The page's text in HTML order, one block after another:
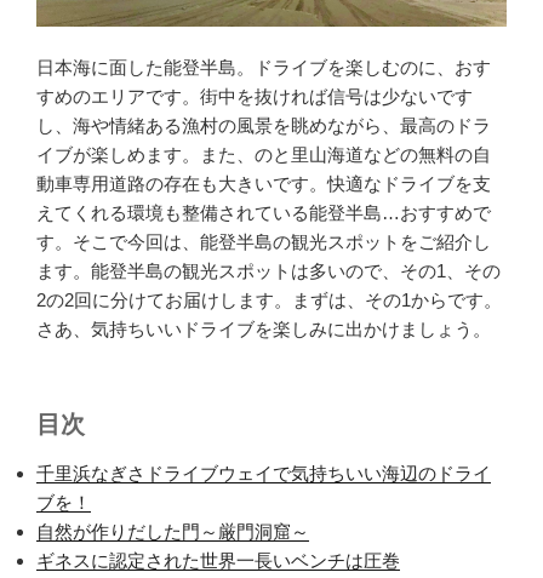
日本海に面した能登半島。ドライブを楽しむのに、おす
すめのエリアです。街中を抜ければ信号は少ないです
し、海や情緒ある漁村の風景を眺めながら、最高のドラ
イブが楽しめます。また、のと里山海道などの無料の自
動車専用道路の存在も大きいです。快適なドライブを支
えてくれる環境も整備されている能登半島…おすすめで
す。そこで今回は、能登半島の観光スポットをご紹介し
ます。能登半島の観光スポットは多いので、その1、その
2の2回に分けてお届けします。まずは、その1からです。
さあ、気持ちいいドライブを楽しみに出かけましょう。
目次
千里浜なぎさドライブウェイで気持ちいい海辺のドライ
ブを！
自然が作りだした門～厳門洞窟～
ギネスに認定された世界一長いベンチは圧巻